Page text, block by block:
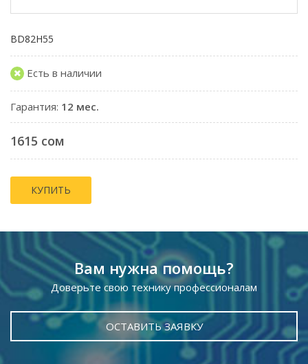
BD82H55
Есть в наличии
Гарантия: 12 мес.
1615 сом
КУПИТЬ
Вам нужна помощь?
Доверьте свою технику профессионалам
ОСТАВИТЬ ЗАЯВКУ